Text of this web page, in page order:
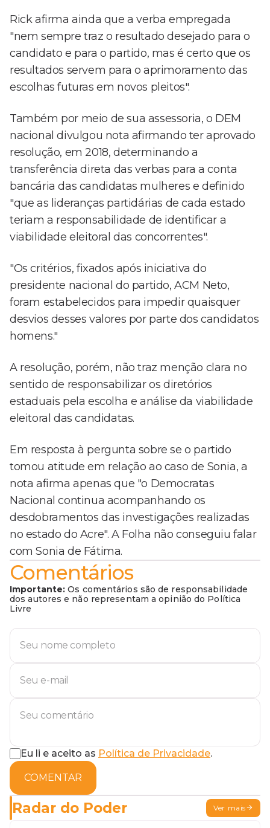
Rick afirma ainda que a verba empregada
"nem sempre traz o resultado desejado para o
candidato e para o partido, mas é certo que os
resultados servem para o aprimoramento das
escolhas futuras em novos pleitos".
Também por meio de sua assessoria, o DEM
nacional divulgou nota afirmando ter aprovado
resolução, em 2018, determinando a
transferência direta das verbas para a conta
bancária das candidatas mulheres e definido
"que as lideranças partidárias de cada estado
teriam a responsabilidade de identificar a
viabilidade eleitoral das concorrentes".
"Os critérios, fixados após iniciativa do
presidente nacional do partido, ACM Neto,
foram estabelecidos para impedir quaisquer
desvios desses valores por parte dos candidatos
homens."
A resolução, porém, não traz menção clara no
sentido de responsabilizar os diretórios
estaduais pela escolha e análise da viabilidade
eleitoral das candidatas.
Em resposta à pergunta sobre se o partido
tomou atitude em relação ao caso de Sonia, a
nota afirma apenas que "o Democratas
Nacional continua acompanhando os
desdobramentos das investigações realizadas
no estado do Acre". A Folha não conseguiu falar
com Sonia de Fátima.
Comentários
Importante: Os comentários são de responsabilidade
dos autores e não representam a opinião do Política
Livre
Eu li e aceito as Política de Privacidade.
COMENTAR
Radar do Poder Ver mais